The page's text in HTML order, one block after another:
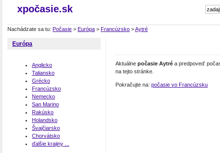
xpočasie.sk
Nachádzate sa tu: Počasie > Európa > Francúzsko >Aytré
Európa
Anglicko
Taliansko
Grécko
Francúzsko
Nemecko
San Marino
Rakúsko
Holandsko
Švajčiarsko
Chorvátsko
ďalšie krajiny ...
Aktuálnepočasie Aytré a predpoveď
na tejto stránke.
Pokračujte na: počasie vo Francúzsku